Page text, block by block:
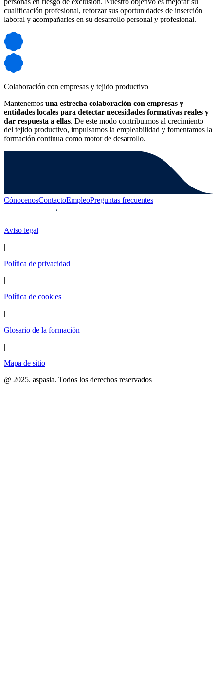
cualificación profesional, reforzar sus oportunidades de inserción
laboral y acompañarles en su desarrollo personal y profesional.
Colaboración con empresas y tejido productivo
Mantenemos una estrecha colaboración con empresas y
entidades locales para detectar necesidades formativas reales y
dar respuesta a ellas. De este modo contribuimos al crecimiento
del tejido productivo, impulsamos la empleabilidad y fomentamos la
formación continua como motor de desarrollo.
CónocenosContactoEmpleoPreguntas frecuentes
Aviso legal
|
Política de privacidad
|
Política de cookies
|
Glosario de la formación
|
Mapa de sitio
@ 2025. aspasia. Todos los derechos reservados